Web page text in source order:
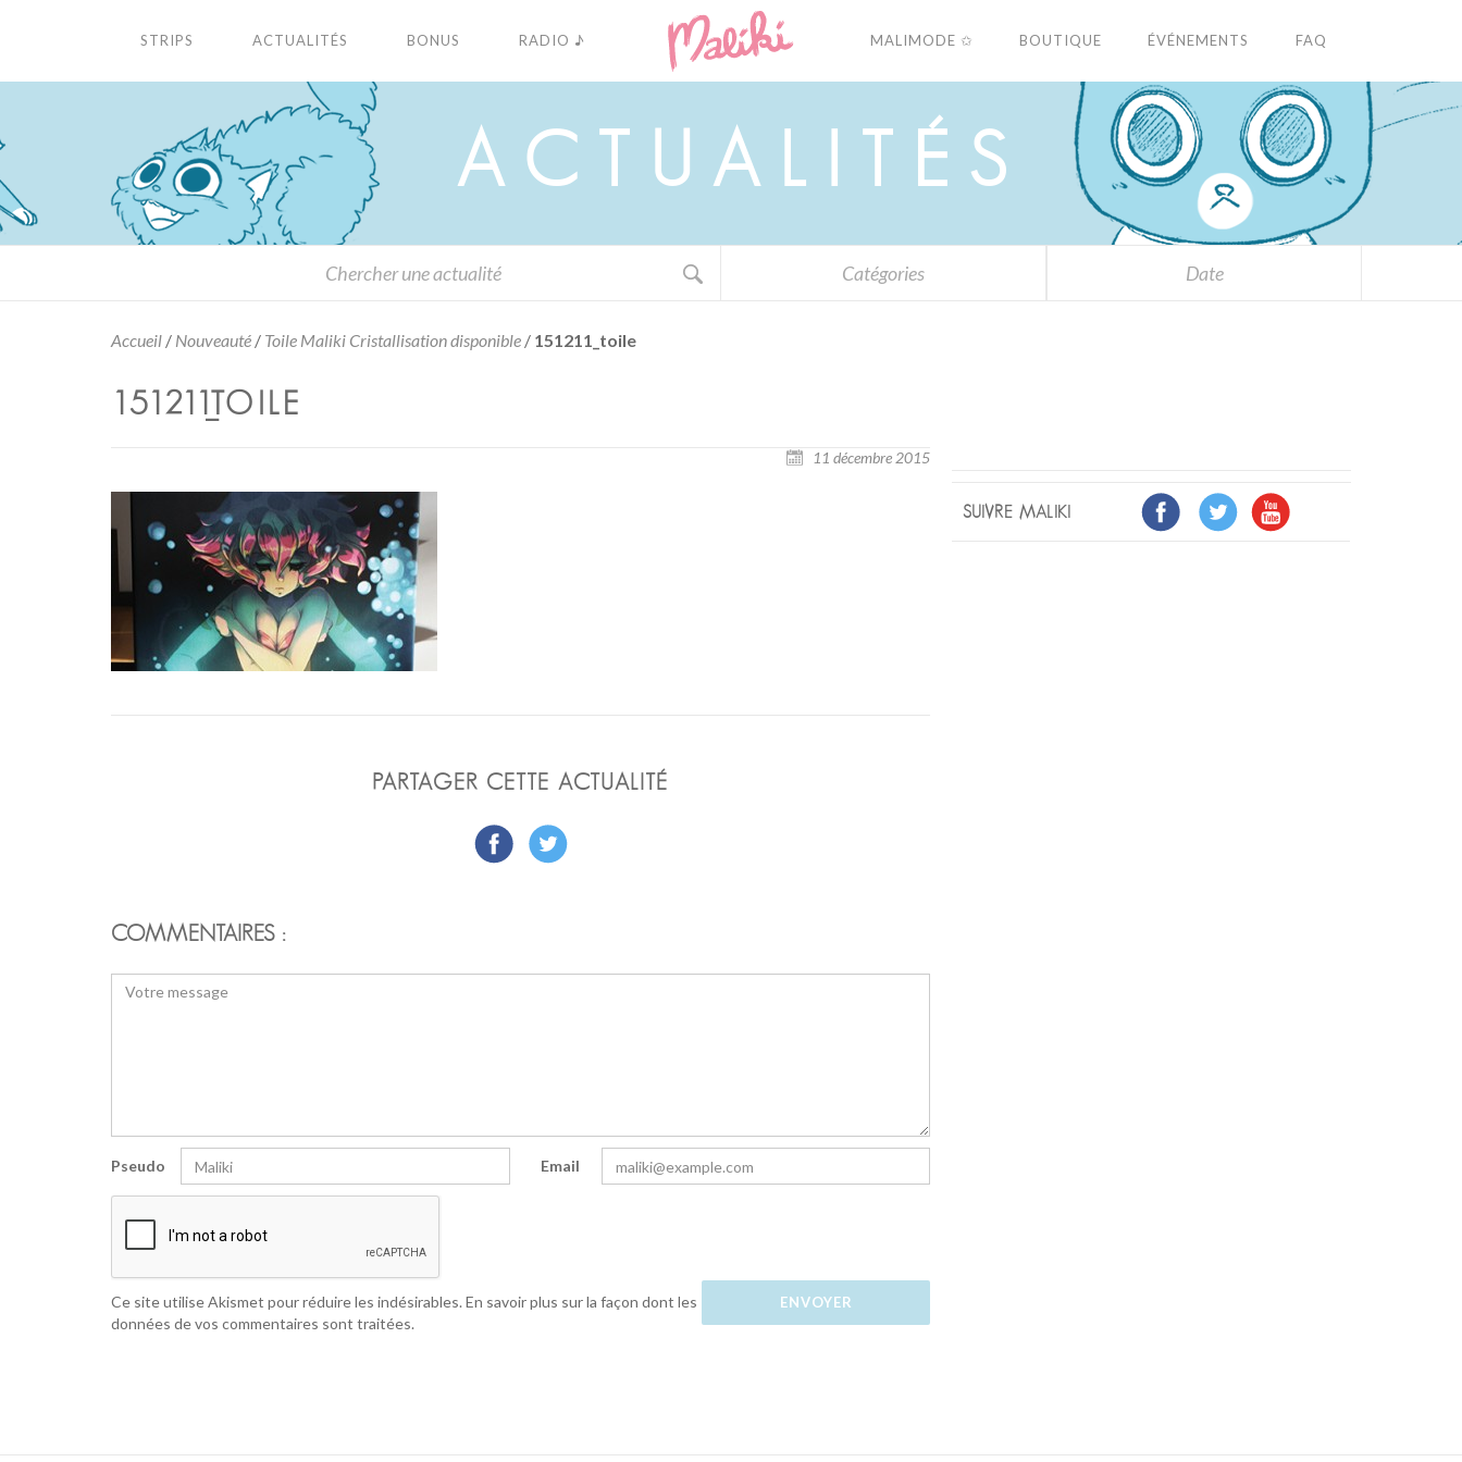
STRIPS ACTUALITÉS BONUS RADIO ♪ MALIMODE ✩ BOUTIQUE ÉVÉNEMENTS FAQ
A C U A L É S
Catégories Date
Accueil / Nouveauté / Toile Maliki Cristallisation disponible / 151211_toile
151211_TOILE
11 décembre 2015
PARTAGER CETTE ACTUALITÉ
COMMENTAIRES :
Pseudo Email
Ce site utilise Akismet pour réduire les indésirables.En savoir plus sur la façon dont les
données de vos commentaires sont traitées.
SUIVRE MALIKI